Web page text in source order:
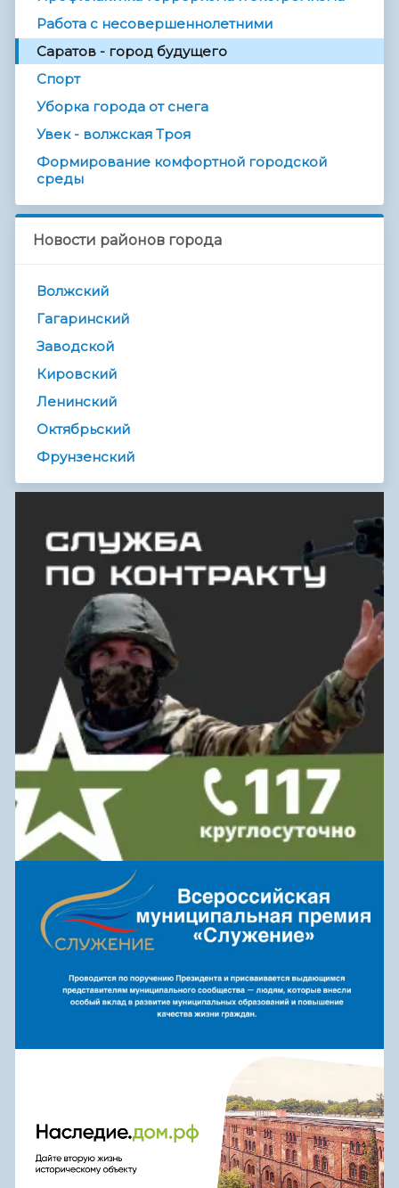
Работа с несовершеннолетними
Саратов - город будущего
Спорт
Уборка города от снега
Увек - волжская Троя
Формирование комфортной городской
среды
Новости районов города
Волжский
Гагаринский
Заводской
Кировский
Ленинский
Октябрьский
Фрунзенский